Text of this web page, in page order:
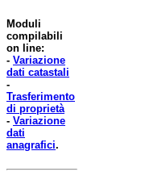
Moduli
compilabili
on line:
- Variazione
dati catastali
-
Trasferimento
di proprietà
- Variazione
dati
anagrafici.